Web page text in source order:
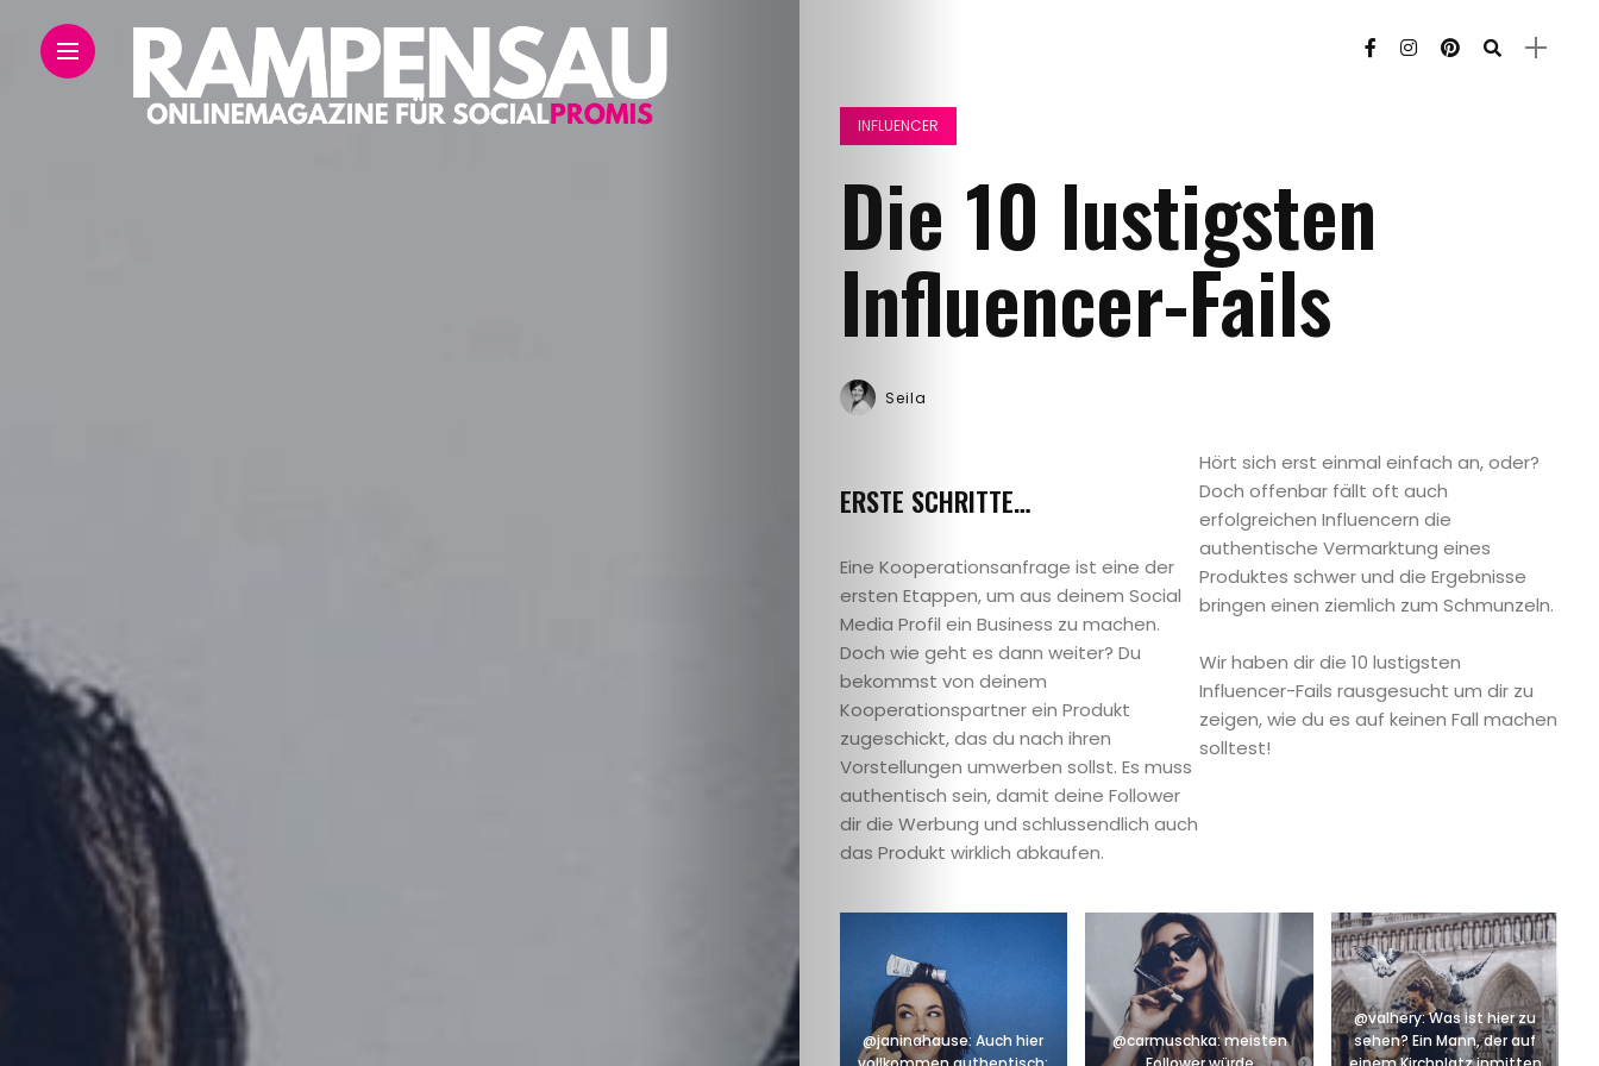
INFLUENCER
Die 10 lustigsten
Influencer-Fails
Seila
ERSTE SCHRITTE…
Eine Kooperationsanfrage ist eine der
ersten Etappen, um aus deinem Social
Media Profil ein Business zu machen.
Doch wie geht es dann weiter? Du
bekommst von deinem
Kooperationspartner ein Produkt
zugeschickt, das du nach ihren
Vorstellungen umwerben sollst. Es muss
authentisch sein, damit deine Follower
dir die Werbung und schlussendlich auch
das Produkt wirklich abkaufen.
Hört sich erst einmal einfach an, oder?
Doch offenbar fällt oft auch
erfolgreichen Influencern die
authentische Vermarktung eines
Produktes schwer und die Ergebnisse
bringen einen ziemlich zum Schmunzeln.
Wir haben dir die 10 lustigsten
Influencer-Fails rausgesucht um dir zu
zeigen, wie du es auf keinen Fall machen
solltest!
@janinahause: Auch hier
@carmuschka: meisten
@valhery: Was ist hier zu
sehen? Ein Mann, der auf